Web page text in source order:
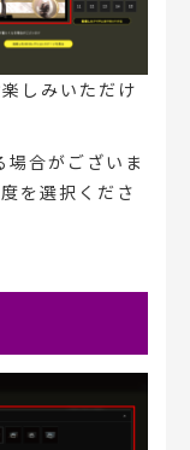
しみいただけ
合がございま
を選択くださ